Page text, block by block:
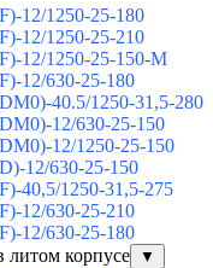
12/1250-25-180
12/1250-25-210
12/1250-25-150-М
12/630-25-180
40.5/1250-31,5-280
12/630-25-150
12/1250-25-150
12/630-25-150
40,5/1250-31,5-275
12/630-25-210
12/630-25-180
корпусе
▼